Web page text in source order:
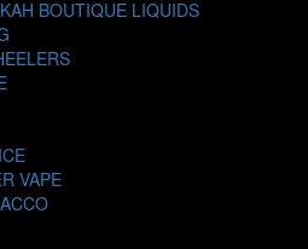
BOUTIQUE LIQUIDS
VAPE